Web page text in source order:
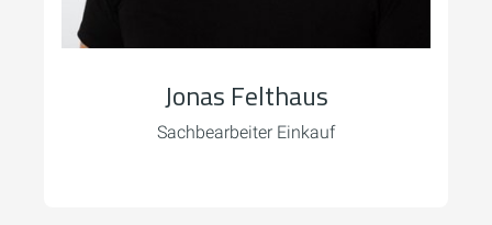
Jonas Felthaus
Sachbearbeiter Einkauf